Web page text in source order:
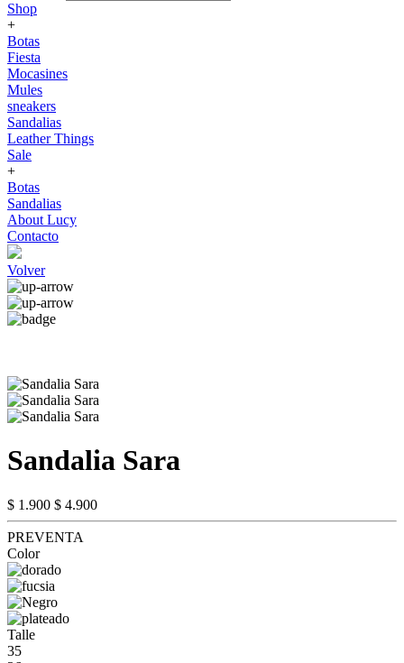
Shop
+
Botas
Fiesta
Mocasines
Mules
sneakers
Sandalias
Leather Things
Sale
+
Botas
Sandalias
About Lucy
Contacto
Volver
Sandalia Sara
$ 1.900 $ 4.900
PREVENTA
Color
Talle
35